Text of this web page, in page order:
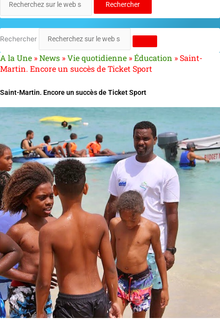
Rechercher
Rechercher
A la Une »News »Vie quotidienne »Éducation »Saint-
Martin. Encore un succès de Ticket Sport
Saint-Martin. Encore un succès de Ticket Sport